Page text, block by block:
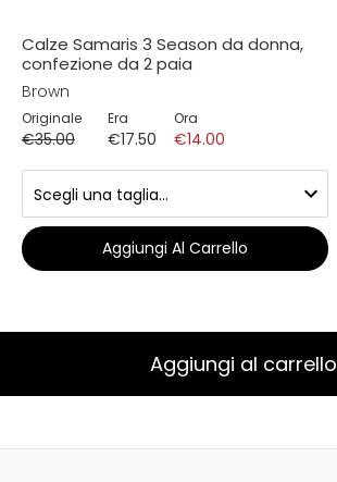
Calze Samaris 3 Season da donna,
confezione da 2 paia
Brown
Originale
€35.00
Era
€17.50
Ora
€14.00
Aggiungi Al Carrello
Aggiungi al carrello